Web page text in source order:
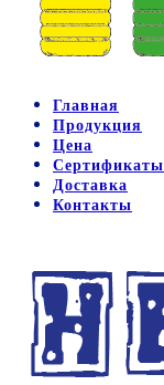
Главная
Продукция
Цена
Сертификаты
Доставка
Контакты